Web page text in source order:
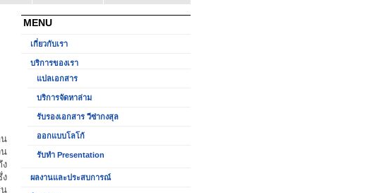
น
MENU
เกี่ยวกับเรา
บริการของเรา
แปลเอกสาร
บริการจัดหาล่าม
รับรองเอกสาร วีซ่ากงสุล
ออกแบบโลโก้
รับทำ Presentation
ผลงานและประสบการณ์